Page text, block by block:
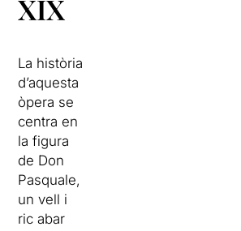
XIX
La història
d’aquesta
òpera se
centra en
la figura
de Don
Pasquale,
un vell i
ric abar